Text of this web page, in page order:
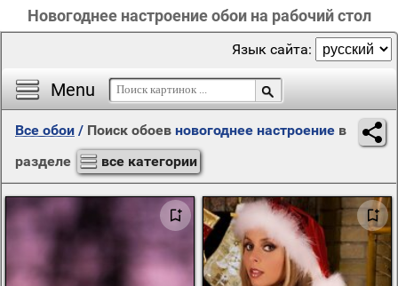
Новогоднее настроение обои на рабочий стол
Menu
Язык сайта:
Все обои / Поиск обоев новогоднее настроение в
разделе
все категории